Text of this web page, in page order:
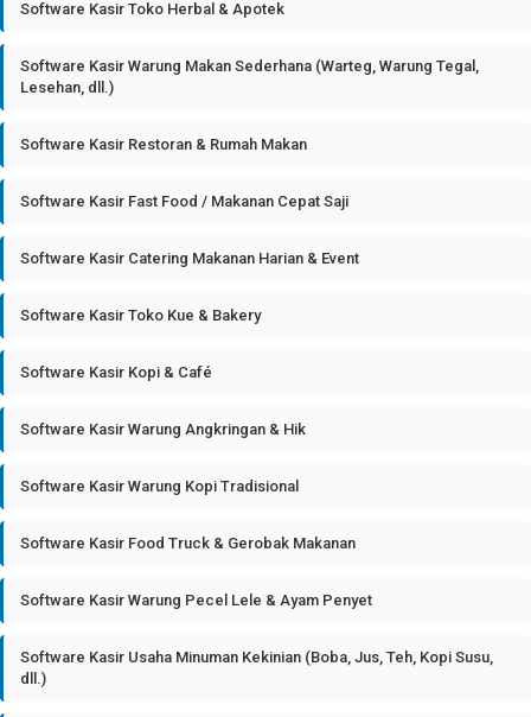
Software Kasir Toko Herbal & Apotek
Software Kasir Warung Makan Sederhana (Warteg, Warung Tegal,
Lesehan, dll.)
Software Kasir Restoran & Rumah Makan
Software Kasir Fast Food / Makanan Cepat Saji
Software Kasir Catering Makanan Harian & Event
Software Kasir Toko Kue & Bakery
Software Kasir Kopi & Café
Software Kasir Warung Angkringan & Hik
Software Kasir Warung Kopi Tradisional
Software Kasir Food Truck & Gerobak Makanan
Software Kasir Warung Pecel Lele & Ayam Penyet
Software Kasir Usaha Minuman Kekinian (Boba, Jus, Teh, Kopi Susu,
dll.)